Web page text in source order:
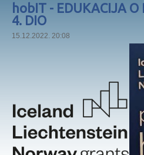
hobIT - EDUKACIJA
4. DIO
15.12.2022. 20:08